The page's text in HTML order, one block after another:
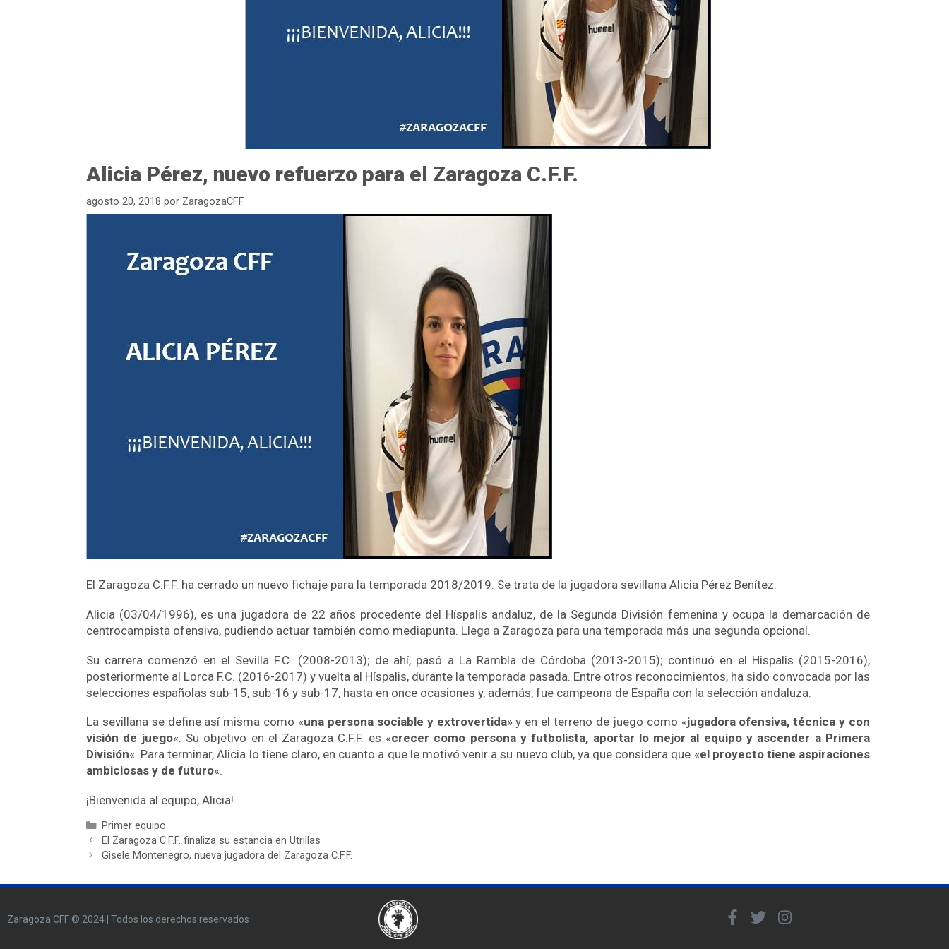
Alicia Pérez, nuevo refuerzo para el Zaragoza C.F.F.
agosto 20, 2018 por ZaragozaCFF
El Zaragoza C.F.F. ha cerrado un nuevo fichaje para la temporada 2018/2019. Se trata de la jugadora sevillana Alicia Pérez Benítez.
Alicia (03/04/1996), es una jugadora de 22 años procedente del Híspalis andaluz, de la Segunda División femenina y ocupa la demarcación de
centrocampista ofensiva, pudiendo actuar también como mediapunta. Llega a Zaragoza para una temporada más una segunda opcional.
Su carrera comenzó en el Sevilla F.C. (2008-2013); de ahí, pasó a La Rambla de Córdoba (2013-2015); continuó en el Hispalis (2015-2016),
posteriormente al Lorca F.C. (2016-2017) y vuelta al Híspalis, durante la temporada pasada. Entre otros reconocimientos, ha sido convocada por las
selecciones españolas sub-15, sub-16 y sub-17, hasta en once ocasiones y, además, fue campeona de España con la selección andaluza.
La sevillana se define así misma como «una persona sociable y extrovertida» y en el terreno de juego como «jugadora ofensiva, técnica y con
visión de juego«. Su objetivo en el Zaragoza C.F.F. es «crecer como persona y futbolista, aportar lo mejor al equipo y ascender a Primera
División«. Para terminar, Alicia lo tiene claro, en cuanto a que le motivó venir a su nuevo club, ya que considera que «el proyecto tiene aspiraciones
ambiciosas y de futuro«.
¡Bienvenida al equipo, Alicia!
Primer equipo
El Zaragoza C.F.F. finaliza su estancia en Utrillas
Gisele Montenegro, nueva jugadora del Zaragoza C.F.F.
Zaragoza CFF © 2024 | Todos los derechos reservados